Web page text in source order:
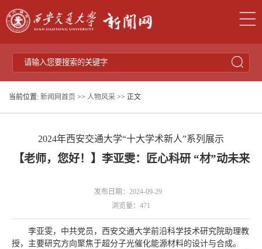
当前位置: 新闻网首页 >> 人物风采 >> 正文
2024年西安交通大学“十大学术新人”系列展示
【老师，您好！】李亚雯：匠心科研 “材”动未来
发布日期：2024-09-29
浏览量： 471
李亚雯，中共党员，西安交通大学前沿科学技术研究院助理教
授，主要研究方向聚焦于超分子光催化能源材料的设计与合成。